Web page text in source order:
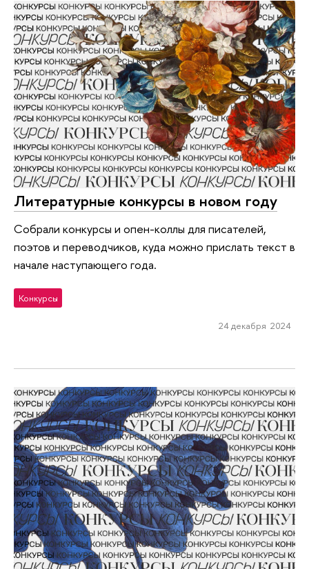
Литературные конкурсы в новом году
Собрали конкурсы и опен-коллы для писателей,
поэтов и переводчиков, куда можно прислать текст в
начале наступающего года.
Конкурсы
24 декабря 2024